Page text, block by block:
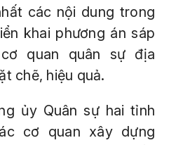
các nội dung trong
khai phương án sáp
quan quân sự địa
chẽ, hiệu quả.
ủy Quân sự hai tỉnh
cơ quan xây dựng